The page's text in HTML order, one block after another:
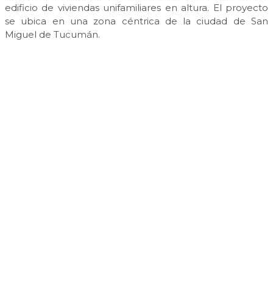
edificio de viviendas unifamiliares en altura. El proyecto
se ubica en una zona céntrica de la ciudad de San
Miguel de Tucumán.